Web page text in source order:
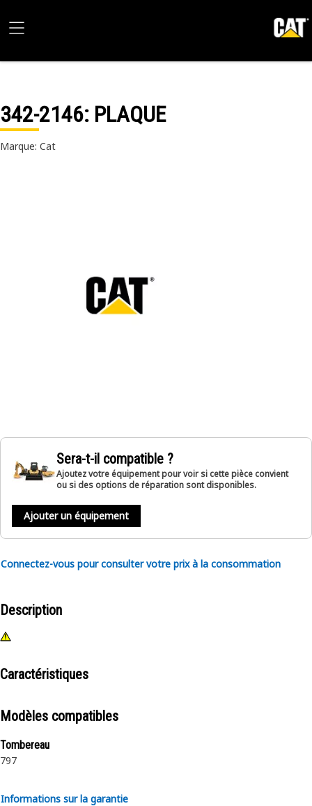
342-2146: PLAQUE
Marque: Cat
Sera-t-il compatible ?
Ajoutez votre équipement pour voir si cette pièce convient
ou si des options de réparation sont disponibles.
Ajouter un équipement
Connectez-vous pour consulter votre prix à la consommation
Description
Caractéristiques
Modèles compatibles
Tombereau
797
Informations sur la garantie